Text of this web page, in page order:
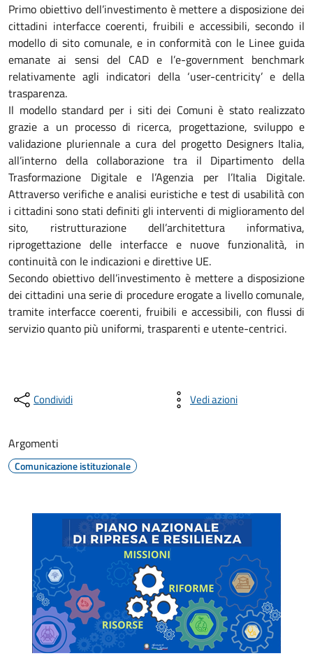
Primo obiettivo dell’investimento è mettere a disposizione dei
cittadini interfacce coerenti, fruibili e accessibili, secondo il
modello di sito comunale, e in conformità con le Linee guida
emanate ai sensi del CAD e l’e-government benchmark
relativamente agli indicatori della ‘user-centricity’ e della
trasparenza.
Il modello standard per i siti dei Comuni è stato realizzato
grazie a un processo di ricerca, progettazione, sviluppo e
validazione pluriennale a cura del progetto Designers Italia,
all’interno della collaborazione tra il Dipartimento della
Trasformazione Digitale e l’Agenzia per l’Italia Digitale.
Attraverso verifiche e analisi euristiche e test di usabilità con
i cittadini sono stati definiti gli interventi di miglioramento del
sito, ristrutturazione dell’architettura informativa,
riprogettazione delle interfacce e nuove funzionalità, in
continuità con le indicazioni e direttive UE.
Secondo obiettivo dell’investimento è mettere a disposizione
dei cittadini una serie di procedure erogate a livello comunale,
tramite interfacce coerenti, fruibili e accessibili, con flussi di
servizio quanto più uniformi, trasparenti e utente-centrici.
Condividi Vedi azioni
Argomenti
Comunicazione istituzionale